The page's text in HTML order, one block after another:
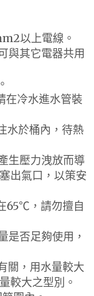
以上電線。
與其它電器共用
冷水進水管裝
水於桶內，待熱
生壓力洩放而導
出氣口，以策安
65℃，請勿擅自
是否足夠使用，
關，用水量較大
較大之型別。